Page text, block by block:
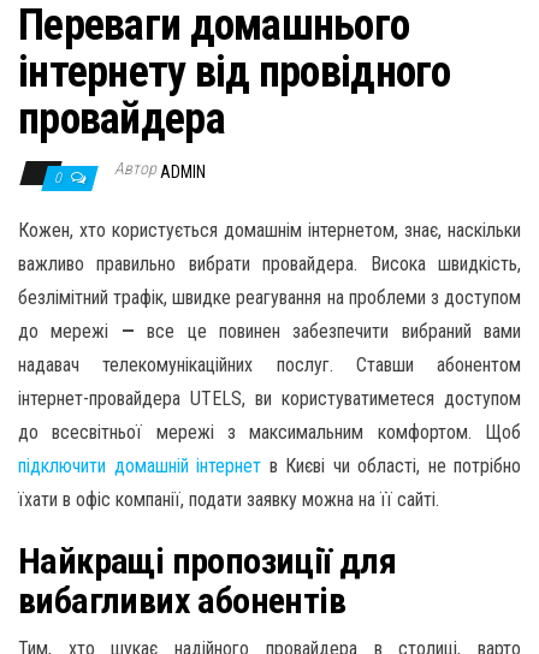
и
ю
Переваги домашнього
інтернету від провідного
провайдера
0 АвторADMIN
Кожен, хто користується домашнім інтернетом, знає, наскільки
важливо правильно вибрати провайдера. Висока швидкість,
безлімітний трафік, швидке реагування на проблеми з доступом
до мережі — все це повинен забезпечити вибраний вами
надавач телекомунікаційних послуг. Ставши абонентом
інтернет-провайдера UTELS, ви користуватиметеся доступом
до всесвітньої мережі з максимальним комфортом. Щоб
підключити домашній інтернет в Києві чи області, не потрібно
їхати в офіс компанії, подати заявку можна на її сайті.
Найкращі пропозиції для
вибагливих абонентів
Тим, хто шукає надійного провайдера в столиці, варто